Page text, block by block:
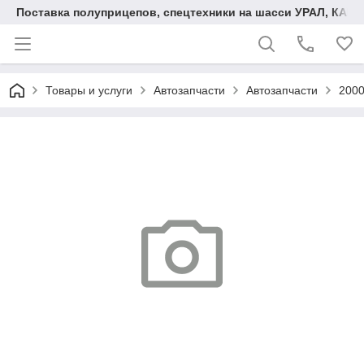
Поставка полуприцепов, спецтехники на шасси УРАЛ,
Товары и услуги Автозапчасти Автозапчасти